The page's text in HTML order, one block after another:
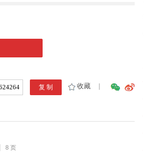
收藏 |
8 页